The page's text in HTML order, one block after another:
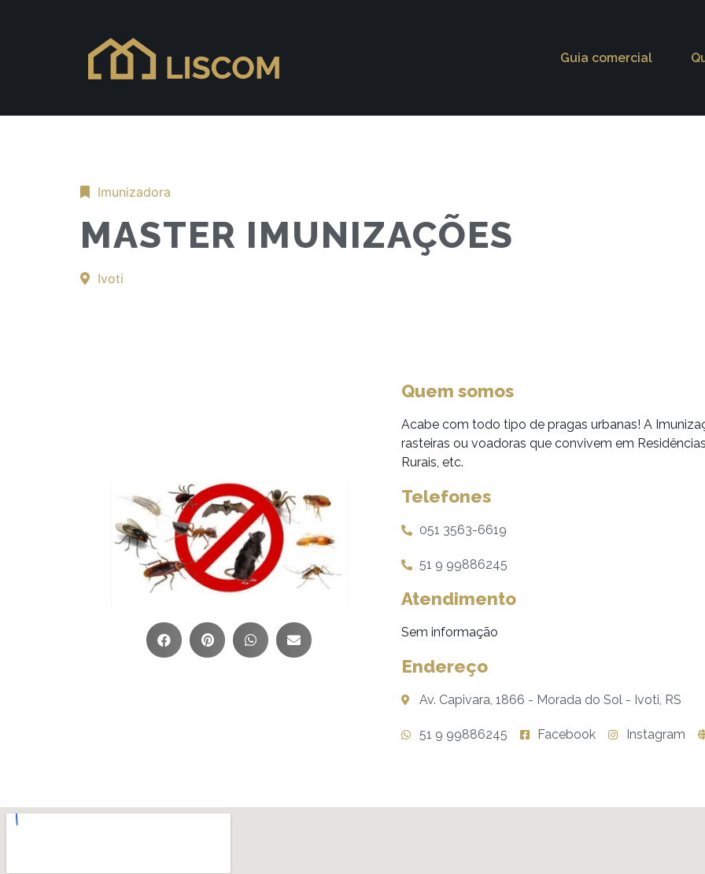
Guia comercial
Imunizadora
MASTER IMUNIZAÇÕES
Ivoti
Quem somos
Acabe com todo tipo de pragas urbanas! A
rasteiras ou voadoras que convivem em
Rurais, etc.
Telefones
051 3563-6619
51 9 99886245
Atendimento
Sem informação
Endereço
Av. Capivara, 1866 - Morada do Sol - Ivoti, RS
51 9 99886245 Facebook Instagram